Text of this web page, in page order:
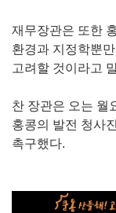
재무장관은 또한
환경과 지정학뿐
고려할 것이라고
찬 장관은 오는 월
홍콩의 발전 청사
촉구했다.